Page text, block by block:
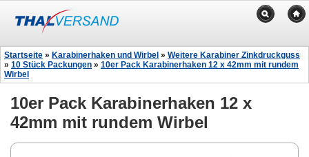
Startseite » Karabinerhaken und Wirbel » Weitere Karabiner Zinkdruckguss
» 10 Stück Packungen » 10er Pack Karabinerhaken 12 x 42mm mit rundem
Wirbel
10er Pack Karabinerhaken 12 x
42mm mit rundem Wirbel